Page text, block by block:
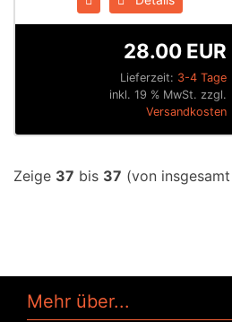
Lieferzeit: 3-4 Tage
28.00 EUR
inkl. 19 % MwSt. zzgl.
Versandkosten
Zeige 37 bis 37 (von insgesamt
Mehr über...